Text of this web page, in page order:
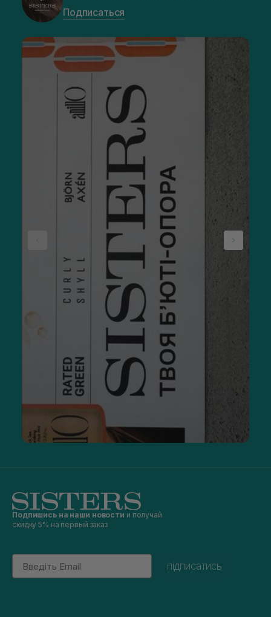
Подписаться
Подпишись на наши новости и получай
скидку 5% на первый заказ
Email
підписатись